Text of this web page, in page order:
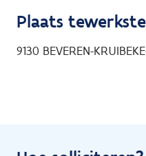
Plaats
9130 BEVEREN-